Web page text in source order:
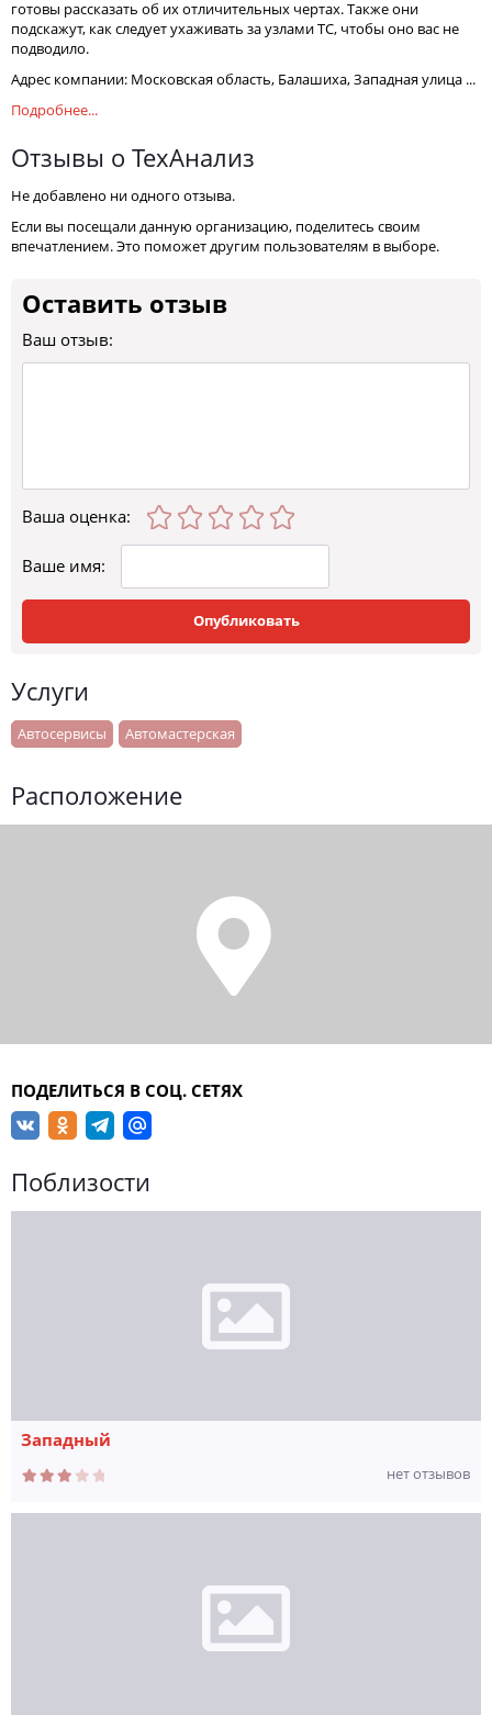
готовы рассказать об их отличительных чертах. Также они
подскажут, как следует ухаживать за узлами ТС, чтобы оно вас не
подводило.
Адрес компании: Московская область, Балашиха, Западная улица ...
Подробнее...
Отзывы о ТехАнализ
Не добавлено ни одного отзыва.
Если вы посещали данную организацию, поделитесь своим
впечатлением. Это поможет другим пользователям в выборе.
Оставить отзыв
Ваш отзыв:
Ваша оценка:
Ваше имя:
Опубликовать
Услуги
Автосервисы Автомастерская
Расположение
ПОДЕЛИТЬСЯ В СОЦ. СЕТЯХ
Поблизости
Западный
нет отзывов